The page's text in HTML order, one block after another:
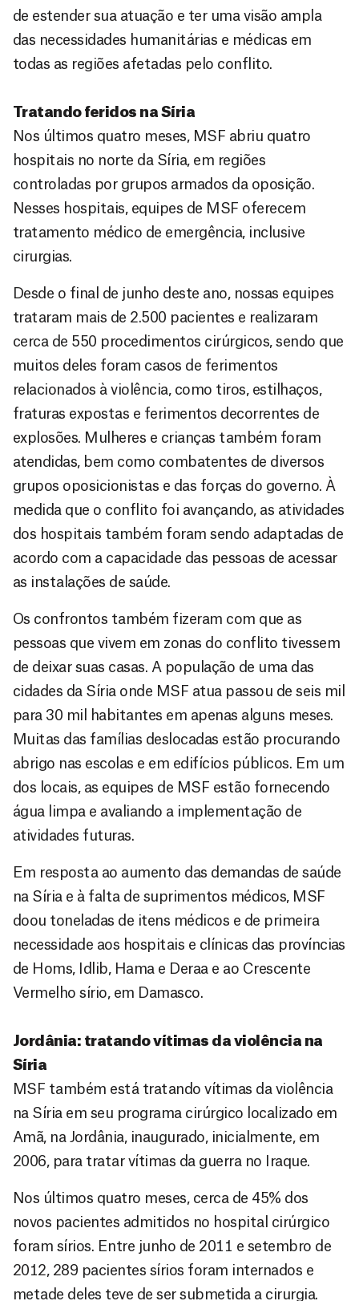
de estender sua atuação e ter uma visão ampla
das necessidades humanitárias e médicas em
todas as regiões afetadas pelo conflito.
Tratando feridos na Síria
Nos últimos quatro meses, MSF abriu quatro
hospitais no norte da Síria, em regiões
controladas por grupos armados da oposição.
Nesses hospitais, equipes de MSF oferecem
tratamento médico de emergência, inclusive
cirurgias.
Desde o final de junho deste ano, nossas equipes
trataram mais de 2.500 pacientes e realizaram
cerca de 550 procedimentos cirúrgicos, sendo que
muitos deles foram casos de ferimentos
relacionados à violência, como tiros, estilhaços,
fraturas expostas e ferimentos decorrentes de
explosões. Mulheres e crianças também foram
atendidas, bem como combatentes de diversos
grupos oposicionistas e das forças do governo. À
medida que o conflito foi avançando, as atividades
dos hospitais também foram sendo adaptadas de
acordo com a capacidade das pessoas de acessar
as instalações de saúde.
Os confrontos também fizeram com que as
pessoas que vivem em zonas do conflito tivessem
de deixar suas casas. A população de uma das
cidades da Síria onde MSF atua passou de seis mil
para 30 mil habitantes em apenas alguns meses.
Muitas das famílias deslocadas estão procurando
abrigo nas escolas e em edifícios públicos. Em um
dos locais, as equipes de MSF estão fornecendo
água limpa e avaliando a implementação de
atividades futuras.
Em resposta ao aumento das demandas de saúde
na Síria e à falta de suprimentos médicos, MSF
doou toneladas de itens médicos e de primeira
necessidade aos hospitais e clínicas das províncias
de Homs, Idlib, Hama e Deraa e ao Crescente
Vermelho sírio, em Damasco.
Jordânia: tratando vítimas da violência na
Síria
MSF também está tratando vítimas da violência
na Síria em seu programa cirúrgico localizado em
Amã, na Jordânia, inaugurado, inicialmente, em
2006, para tratar vítimas da guerra no Iraque.
Nos últimos quatro meses, cerca de 45% dos
novos pacientes admitidos no hospital cirúrgico
foram sírios. Entre junho de 2011 e setembro de
2012, 289 pacientes sírios foram internados e
metade deles teve de ser submetida a cirurgia.